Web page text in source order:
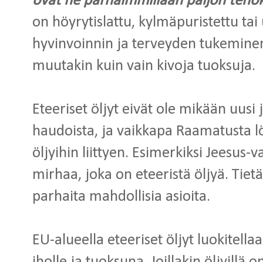
on höyrytislattu, kylmäpuristettu
hyvinvoinnin ja terveyden
muutakin kuin vain kivoja tuoksuja.
Eteeriset öljyt eivät ole mikään
haudoista, ja vaikkapa Raamatusta
öljyihin liittyen. Esimerkiksi Jeesus-
mirhaa, joka on eteeristä öljyä.
parhaita mahdollisia asioita.
EU-alueella eteeriset öljyt